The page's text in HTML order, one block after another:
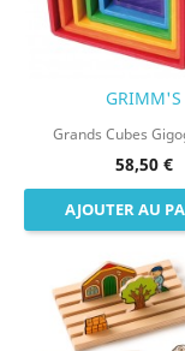
GRIMM'S
Grands Cubes
58,50 €
AJOUTER AU